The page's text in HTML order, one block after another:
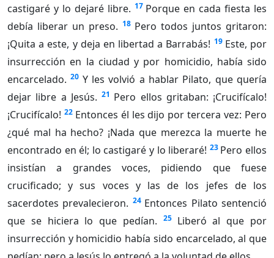
castigaré y lo dejaré libre. 17 Porque en cada fiesta les
debía liberar un preso. 18 Pero todos juntos gritaron:
¡Quita a este, y deja en libertad a Barrabás! 19 Este, por
insurrección en la ciudad y por homicidio, había sido
encarcelado. 20 Y les volvió a hablar Pilato, que quería
dejar libre a Jesús. 21 Pero ellos gritaban: ¡Crucifícalo!
¡Crucifícalo! 22 Entonces él les dijo por tercera vez: Pero
¿qué mal ha hecho? ¡Nada que merezca la muerte he
encontrado en él; lo castigaré y lo liberaré! 23 Pero ellos
insistían a grandes voces, pidiendo que fuese
crucificado; y sus voces y las de los jefes de los
sacerdotes prevalecieron. 24 Entonces Pilato sentenció
que se hiciera lo que pedían.
25 Liberó al que por
insurrección y homicidio había sido encarcelado, al que